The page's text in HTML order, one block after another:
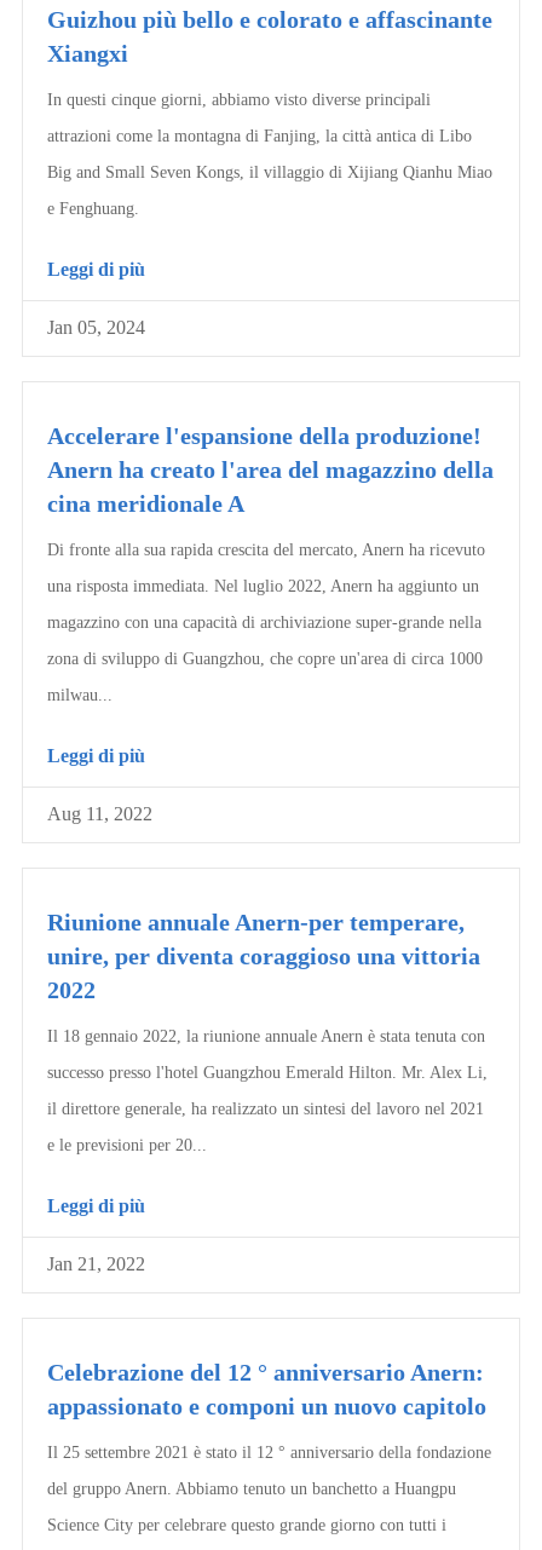
Guizhou più bello e colorato e affascinante
Xiangxi
In questi cinque giorni, abbiamo visto diverse principali
attrazioni come la montagna di Fanjing, la città antica di Libo
Big and Small Seven Kongs, il villaggio di Xijiang Qianhu Miao
e Fenghuang.
Leggi di più
Jan 05, 2024
Accelerare l'espansione della produzione!
Anern ha creato l'area del magazzino della
cina meridionale A
Di fronte alla sua rapida crescita del mercato, Anern ha ricevuto
una risposta immediata. Nel luglio 2022, Anern ha aggiunto un
magazzino con una capacità di archiviazione super-grande nella
zona di sviluppo di Guangzhou, che copre un'area di circa 1000
milwau...
Leggi di più
Aug 11, 2022
Riunione annuale Anern-per temperare,
unire, per diventa coraggioso una vittoria
2022
Il 18 gennaio 2022, la riunione annuale Anern è stata tenuta con
successo presso l'hotel Guangzhou Emerald Hilton. Mr. Alex Li,
il direttore generale, ha realizzato un sintesi del lavoro nel 2021
e le previsioni per 20...
Leggi di più
Jan 21, 2022
Celebrazione del 12 ° anniversario Anern:
appassionato e componi un nuovo capitolo
Il 25 settembre 2021 è stato il 12 ° anniversario della fondazione
del gruppo Anern. Abbiamo tenuto un banchetto a Huangpu
Science City per celebrare questo grande giorno con tutti i